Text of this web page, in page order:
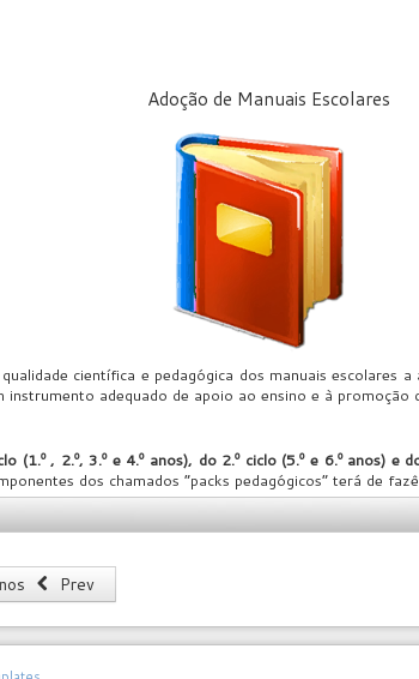
Adoção de Manuais Escolares
científica e pedagógica dos manuais escolares
adequado de apoio ao ensino e à promoção
, 2.º, 3.º e 4.º anos), do 2.º ciclo (5.º e 6.º anos) e
dos chamados “packs pedagógicos” terá de
Prev